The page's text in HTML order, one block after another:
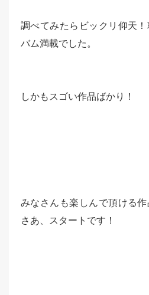
調べてみたらビックリ仰天
バム満載でした。
しかもスゴい作品ばかり！
みなさんも楽しんで頂ける作
さあ、スタートです！